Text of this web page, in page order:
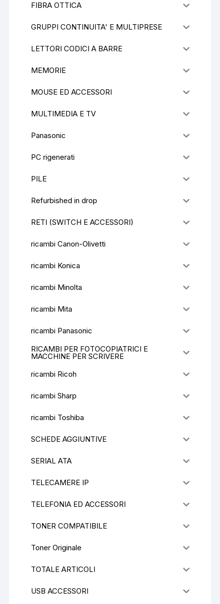
FIBRA OTTICA
GRUPPI CONTINUITA' E MULTIPRESE
LETTORI CODICI A BARRE
MEMORIE
MOUSE ED ACCESSORI
MULTIMEDIA E TV
Panasonic
PC rigenerati
PILE
Refurbished in drop
RETI (SWITCH E ACCESSORI)
ricambi Canon-Olivetti
ricambi Konica
ricambi Minolta
ricambi Mita
ricambi Panasonic
RICAMBI PER FOTOCOPIATRICI E
MACCHINE PER SCRIVERE
ricambi Ricoh
ricambi Sharp
ricambi Toshiba
SCHEDE AGGIUNTIVE
SERIAL ATA
TELECAMERE IP
TELEFONIA ED ACCESSORI
TONER COMPATIBILE
Toner Originale
TOTALE ARTICOLI
USB ACCESSORI